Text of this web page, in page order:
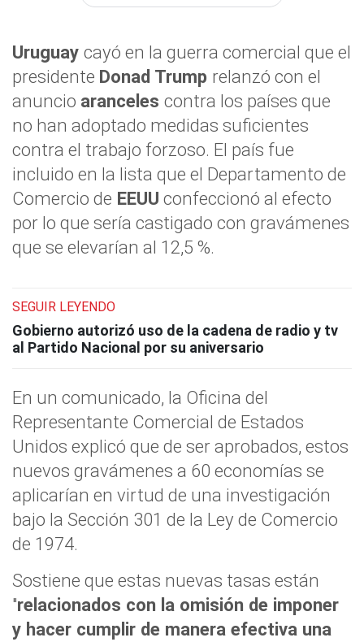
Uruguay cayó en la guerra comercial que el
presidente Donad Trump relanzó con el
anuncio aranceles contra los países que
no han adoptado medidas suficientes
contra el trabajo forzoso. El país fue
incluido en la lista que el Departamento de
Comercio de EEUU confeccionó al efecto
por lo que sería castigado con gravámenes
que se elevarían al 12,5 %.
SEGUIR LEYENDO
Gobierno autorizó uso de la cadena de radio y tv
al Partido Nacional por su aniversario
En un comunicado, la Oficina del
Representante Comercial de Estados
Unidos explicó que de ser aprobados, estos
nuevos gravámenes a 60 economías se
aplicarían en virtud de una investigación
bajo la Sección 301 de la Ley de Comercio
de 1974.
Sostiene que estas nuevas tasas están
"relacionados con la omisión de imponer
y hacer cumplir de manera efectiva una